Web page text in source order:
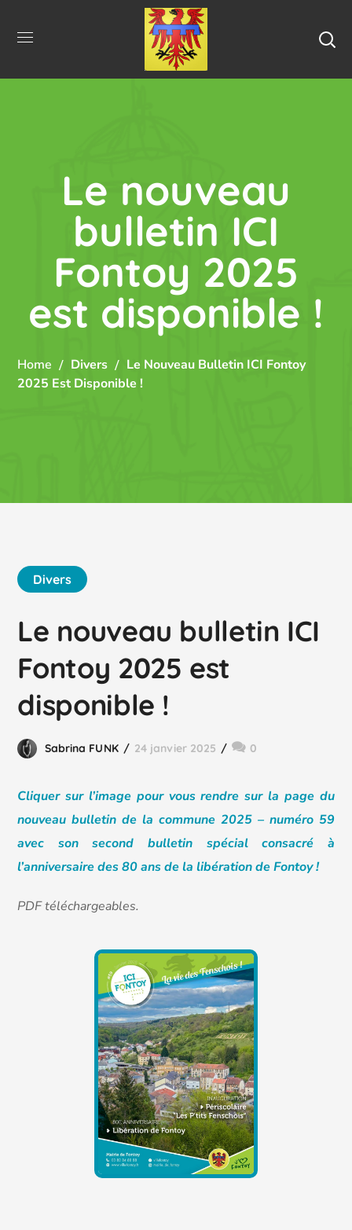
Le nouveau
bulletin ICI
Fontoy 2025
est disponible !
Home Divers
Le Nouveau Bulletin ICI Fontoy
2025 Est Disponible !
Divers
Le nouveau bulletin ICI
Fontoy 2025 est
disponible !
Sabrina FUNK 24 janvier 2025 0
Cliquer sur l’image pour vous rendre sur la page du
nouveau bulletin de la commune 2025 – numéro 59
avec son second bulletin spécial consacré à
l’anniversaire des 80 ans de la libération de Fontoy !
PDF téléchargeables.